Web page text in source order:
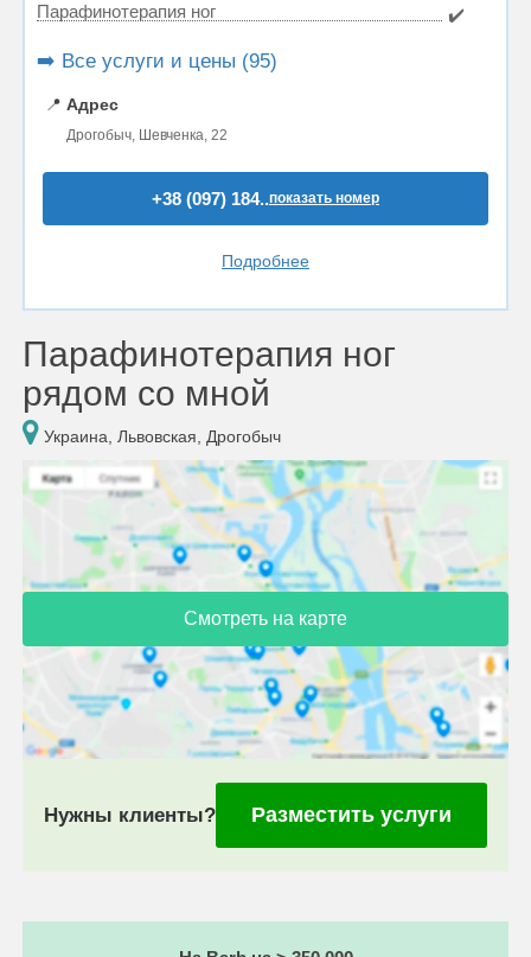
Парафинотерапия ног ✔️
➡️ Все услуги и цены (95)
📍 Адрес
Дрогобыч, Шевченка, 22
+38 (097) 184..показать номер
Подробнее
Парафинотерапия ног
рядом со мной
Украина, Львовская, Дрогобыч
Смотреть на карте
Нужны клиенты? Разместить услуги